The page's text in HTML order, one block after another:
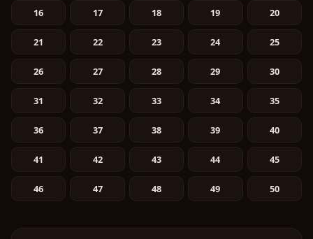
16 17 18 19 20
21 22 23 24 25
26 27 28 29 30
31 32 33 34 35
36 37 38 39 40
41 42 43 44 45
46 47 48 49 50